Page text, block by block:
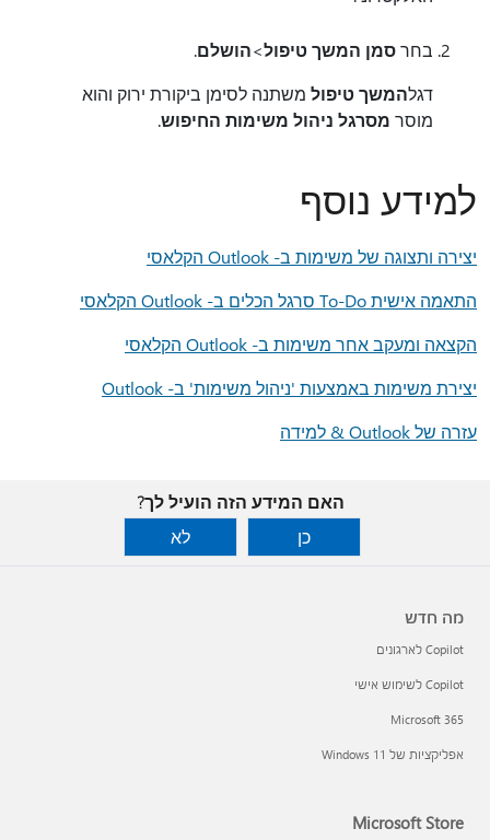
בחרסמן המשך טיפול>הושלם.
דגלהמשך טיפול משתנה לסימן ביקורת ירוק והוא
מוסר מסרגל ניהול משימות החיפוש.
למידע נוסף
יצירה ותצוגה של משימות ב- Outlook הקלאסי
התאמה אישית To-Do סרגל הכלים ב- Outlook הקלאסי
הקצאה ומעקב אחר משימות ב- Outlook הקלאסי
יצירת משימות באמצעות 'ניהול משימות' ב- Outlook
עזרה של Outlook & למידה
האם המידע הזה הועיל לך?
כן
לא
מה חדש
Copilot לארגונים
Copilot לשימוש אישי
Microsoft 365
אפליקציות של Windows 11‏
Microsoft Store